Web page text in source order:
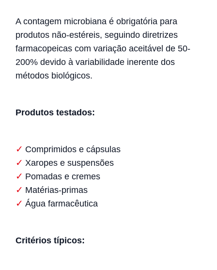
A contagem microbiana é obrigatória para
produtos não-estéreis, seguindo diretrizes
farmacopeicas com variação aceitável de 50-
200% devido à variabilidade inerente dos
métodos biológicos.
Produtos testados:
Comprimidos e cápsulas
Xaropes e suspensões
Pomadas e cremes
Matérias-primas
Água farmacêutica
Critérios típicos: